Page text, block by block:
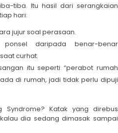
tiba. Itu hasil dari serangkaian
hari:
jujur soal perasaan.
daripada benar-benar
curhat.
itu seperti “perabot rumah
di rumah, jadi tidak perlu dipuji
Syndrome? Katak yang direbus
dia sedang dimasak sampai